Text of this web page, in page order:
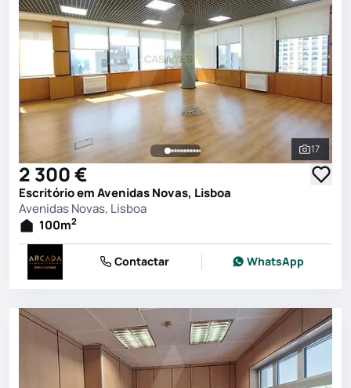
Ver
17
2 300 €
Escritório em Avenidas Novas, Lisboa
Avenidas Novas, Lisboa
100m2
Contactar WhatsApp